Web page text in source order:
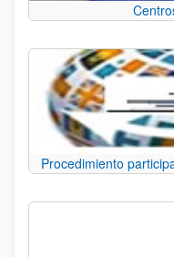
Procedimiento